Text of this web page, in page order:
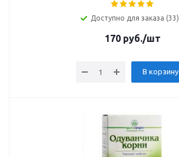
Доступно для заказа (33)
170руб./шт
В корзину